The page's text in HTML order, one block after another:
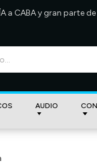
a CABA y gran
AUDIO